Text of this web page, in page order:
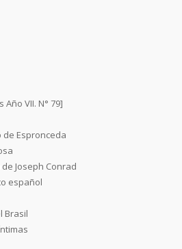
VII. N° 79]
Espronceda
Joseph Conrad
español
Brasil